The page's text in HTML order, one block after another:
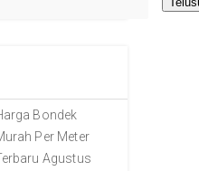
Bondek
Per Meter
Agustus